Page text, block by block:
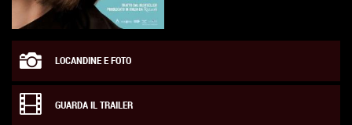
LOCANDINE E FOTO
GUARDA IL TRAILER